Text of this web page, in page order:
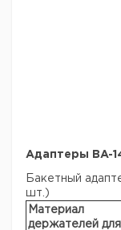
Aдаптеры BA-
Бакетный
шт.)
Материал
держателей для